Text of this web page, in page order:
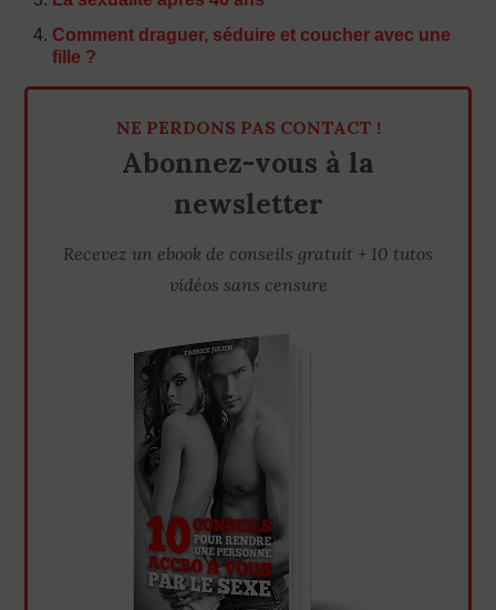
Comment draguer, séduire et coucher avec une
fille ?
NE PERDONS PAS CONTACT !
Abonnez-vous à la
newsletter
Recevez un ebook de conseils gratuit + 10 tutos
vidéos sans censure